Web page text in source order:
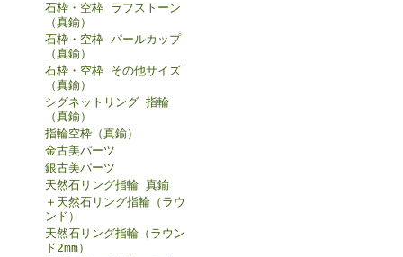
石枠・空枠 ラフストーン
（真鍮）
石枠・空枠 パールカップ
（真鍮）
石枠・空枠 その他サイズ
（真鍮）
シグネットリング 指輪
（真鍮）
指輪空枠（真鍮）
金古美パーツ
銀古美パーツ
天然石リング指輪 真鍮
＋天然石リング指輪（ラウ
ンド）
天然石リング指輪（ラウン
ド2mm）